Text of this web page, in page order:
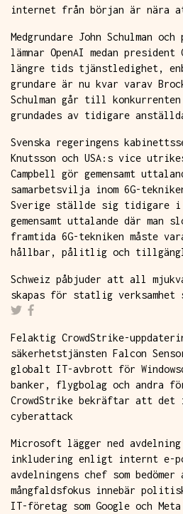
internet från början är nära
Medgrundare John Schulman
lämnar OpenAI medan president
längre tids tjänstledighet,
grundare är nu kvar varav
Schulman går till konkurrenten
grundades av tidigare
Svenska regeringens
Knutsson och USA:s vice
Campbell gör gemensamt
samarbetsvilja inom 6G-
Sverige ställde sig tidigare i
gemensamt uttalande där man
framtida 6G-tekniken måste
hållbar, pålitlig och
Schweiz påbjuder att all
skapas för statlig verksamhet
Felaktig CrowdStrike-
säkerhetstjänsten Falcon
globalt IT-avbrott för
banker, flygbolag och andra
CrowdStrike bekräftar att det
cyberattack
Microsoft lägger ned
inkludering enligt internt e-
avdelningens chef som
mångfaldsfokus innebär
IT-företag som Google och